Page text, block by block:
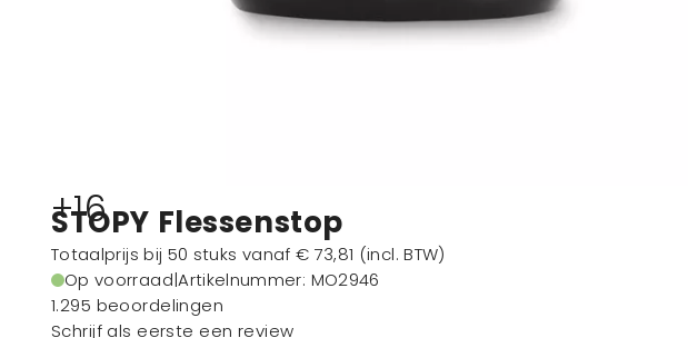
+16
STOPY Flessenstop
Totaalprijs bij 50 stuks vanaf € 73,81 (incl. BTW)
Op voorraad|Artikelnummer: MO2946
1.295 beoordelingen
Schrijf als eerste een review